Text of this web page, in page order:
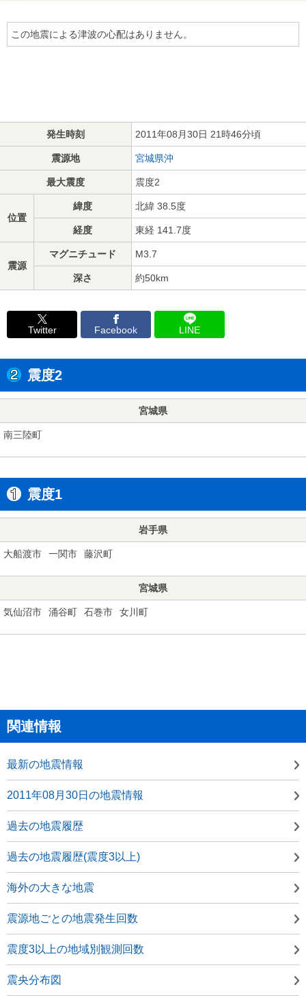
この地震による津波の心配はありません。
発生時刻 2011年08月30日 21時46分頃
震源地 宮城県沖
最大震度 震度2
位置
緯度 北緯 38.5度
経度 東経 141.7度
震源
マグニチュード M3.7
深さ 約50km
Twitter Facebook LINE
震度2
宮城県
南三陸町
震度1
岩手県
大船渡市 一関市 藤沢町
宮城県
気仙沼市 涌谷町 石巻市 女川町
関連情報
最新の地震情報
2011年08月30日の地震情報
過去の地震履歴
過去の地震履歴(震度3以上)
海外の大きな地震
震源地ごとの地震発生回数
震度3以上の地域別観測回数
震央分布図